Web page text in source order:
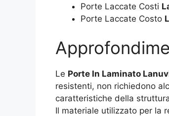
Porte Laccate Costi
Porte Laccate Costo
Le Porte In Laminato
resistenti, non richiedono
caratteristiche della
Il materiale utilizzato per la